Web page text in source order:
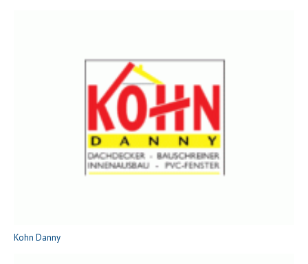
Kohn Danny